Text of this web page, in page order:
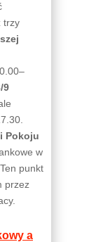
trzy
9
Pokoju
w
punkt
przez
a